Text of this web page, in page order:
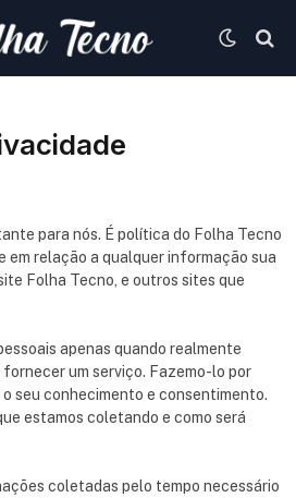
para nós. É política do Folha Tecno
em relação a qualquer informação sua
Folha Tecno, e outros sites que
apenas quando realmente
um serviço. Fazemo-lo por
seu conhecimento e consentimento.
estamos coletando e como será
coletadas pelo tempo necessário